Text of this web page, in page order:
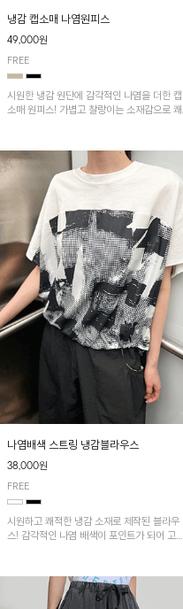
냉감 캡소매 나염원피스
49,000원
FREE
시원한 냉감 원단에 감각적인 나염을 더한 캡
소매 원피스! 가볍고 찰랑이는 소재감으로 쾌
나염배색 스트링 냉감블라우스
38,000원
FREE
시원하고 쾌적한 냉감 소재로 제작된 블라우
스! 감각적인 나염 배색이 포인트가 되어 고급
착용 가능합니다~